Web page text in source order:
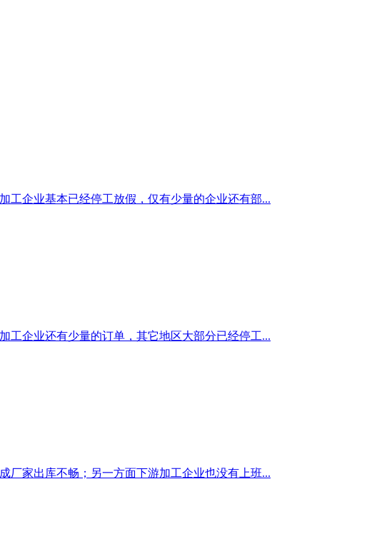
工企业基本已经停工放假，仅有少量的企业还有部...
工企业还有少量的订单，其它地区大部分已经停工...
厂家出库不畅；另一方面下游加工企业也没有上班...